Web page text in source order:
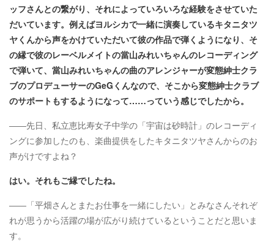
ッフさんとの繋がり、それによっていろいろな経験をさせていた
だいています。例えばヨルシカで一緒に演奏しているキタニタツ
ヤくんから声をかけていただいて彼の作品で弾くようになり、そ
の縁で彼のレーベルメイトの當山みれいちゃんのレコーディング
で弾いて、當山みれいちゃんの曲のアレンジャーが変態紳士クラ
ブのプロデューサーのGeGくんなので、そこから変態紳士クラブ
のサポートもするようになって……っていう感じでしたから。
――先日、私立恵比寿女子中学の「宇宙は砂時計」のレコーディ
ングに参加したのも、楽曲提供をしたキタニタツヤさんからのお
声がけですよね？
はい。それもご縁でしたね。
――「平畑さんとまたお仕事を一緒にしたい」とみなさんそれぞ
れが思うから活躍の場が広がり続けているということだと思いま
す。